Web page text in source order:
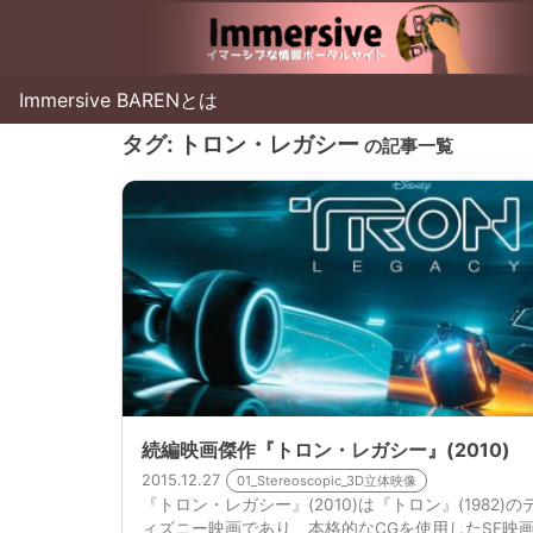
Immersive BARENとは
タグ: トロン・レガシー の記事一覧
続編映画傑作『トロン・レガシー』(2010)
2015.12.27 01_Stereoscopic_3D立体映像
『トロン・レガシー』(2010)は『トロン』(1982)の
ィズニー映画であり、本格的なCGを使用したSF映